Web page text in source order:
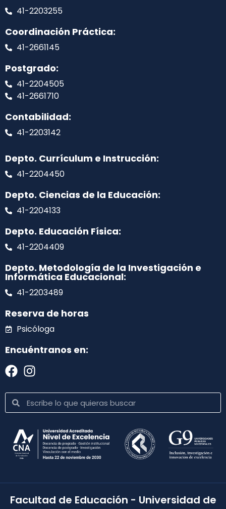
41-2203255
Coordinación Práctica:
41-2661145
Postgrado:
41-2204505
41-2661710
Contabilidad:
41-2203142
Depto. Currículum e Instrucción:
41-2204450
Depto. Ciencias de la Educación:
41-2204133
Depto. Educación Física:
41-2204409
Depto. Metodología de la Investigación e
Informática Educacional:
41-2203489
Reserva de horas
Psicóloga
Encuéntranos en:
Facultad de Educación - Universidad de